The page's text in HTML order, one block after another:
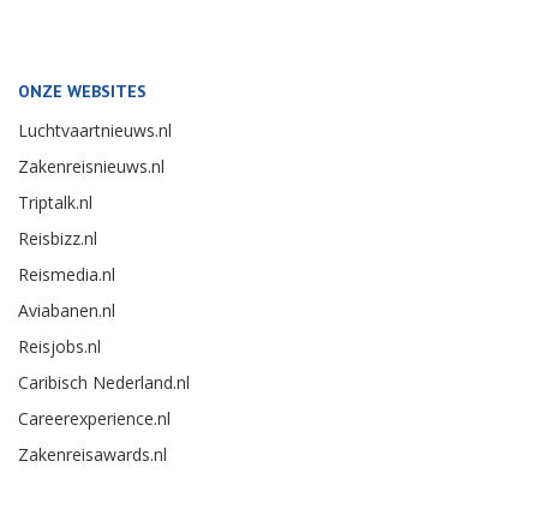
ONZE WEBSITES
Luchtvaartnieuws.nl
Zakenreisnieuws.nl
Triptalk.nl
Reisbizz.nl
Reismedia.nl
Aviabanen.nl
Reisjobs.nl
Caribisch Nederland.nl
Careerexperience.nl
Zakenreisawards.nl